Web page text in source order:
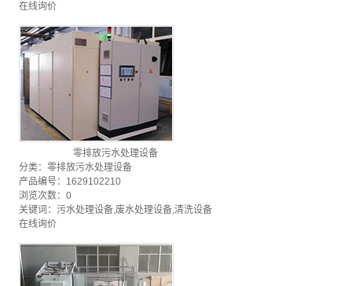
在线询价
零排放污水处理设备
分类： 零排放污水处理设备
产品编号：1629102210
浏览次数：0
关键词： 污水处理设备,废水处理设备,清洗设备
在线询价